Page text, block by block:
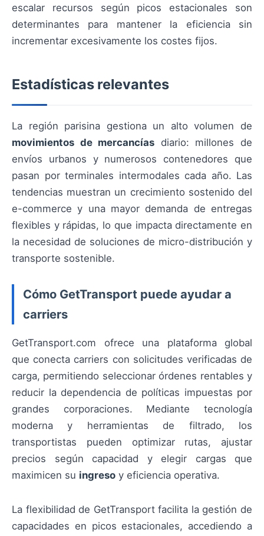
escalar recursos según picos estacionales son
determinantes para mantener la eficiencia sin
incrementar excesivamente los costes fijos.
Estadísticas relevantes
La región parisina gestiona un alto volumen de
movimientos de mercancías diario: millones de
envíos urbanos y numerosos contenedores que
pasan por terminales intermodales cada año. Las
tendencias muestran un crecimiento sostenido del
e-commerce y una mayor demanda de entregas
flexibles y rápidas, lo que impacta directamente en
la necesidad de soluciones de micro-distribución y
transporte sostenible.
Cómo GetTransport puede ayudar a
carriers
GetTransport.com ofrece una plataforma global
que conecta carriers con solicitudes verificadas de
carga, permitiendo seleccionar órdenes rentables y
reducir la dependencia de políticas impuestas por
grandes corporaciones. Mediante tecnología
moderna y herramientas de filtrado, los
transportistas pueden optimizar rutas, ajustar
precios según capacidad y elegir cargas que
maximicen su ingreso y eficiencia operativa.
La flexibilidad de GetTransport facilita la gestión de
capacidades en picos estacionales, accediendo a